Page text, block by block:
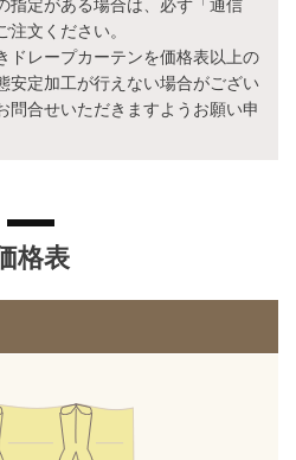
指定がある場合は、必ず「通信
文ください。
ドレープカーテンを価格表以上の
安定加工が行えない場合がござい
問合せいただきますようお願い申
格表